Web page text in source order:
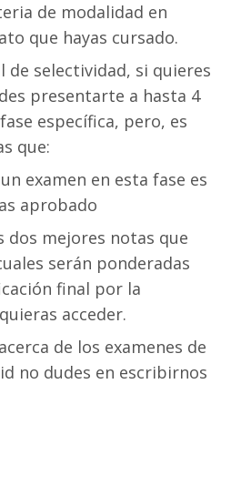
de modalidad en
que hayas cursado.
de selectividad, si quieres
presentarte a hasta 4
específica, pero, es
que:
examen en esta fase es
aprobado
dos mejores notas que
serán ponderadas
final por la
acceder.
de los examenes de
no dudes en escribirnos